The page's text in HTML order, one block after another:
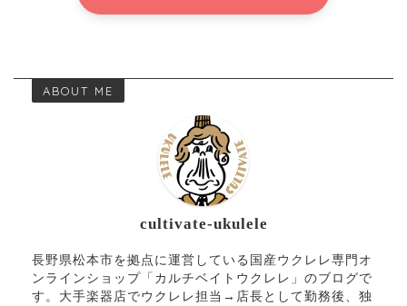
ABOUT ME
cultivate-ukulele
長野県松本市を拠点に運営している国産ウクレレ専門オ
ンラインショップ「カルチベイトウクレレ」のブログで
す。大手楽器店でウクレレ担当→店長として勤務後、独